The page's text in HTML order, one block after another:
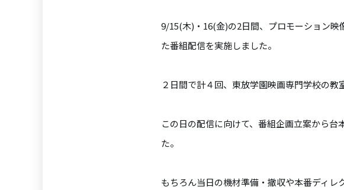
9/15(木)・16(金)の2日間、プロモーション
た番組配信を実施しました。
２日間で計４回、東放学園映画専門学校の教
この日の配信に向けて、番組企画立案から
た。
もちろん当日の機材準備・撤収や本番ディレ